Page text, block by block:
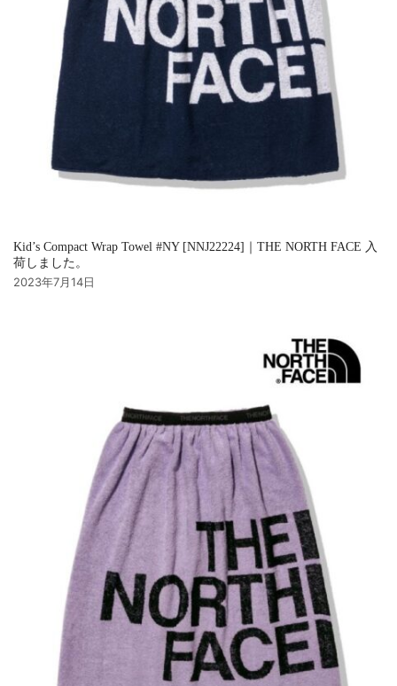
Kid’s Compact Wrap Towel #NY [NNJ22224]｜THE NORTH FACE 入
荷しました。
2023年7月14日